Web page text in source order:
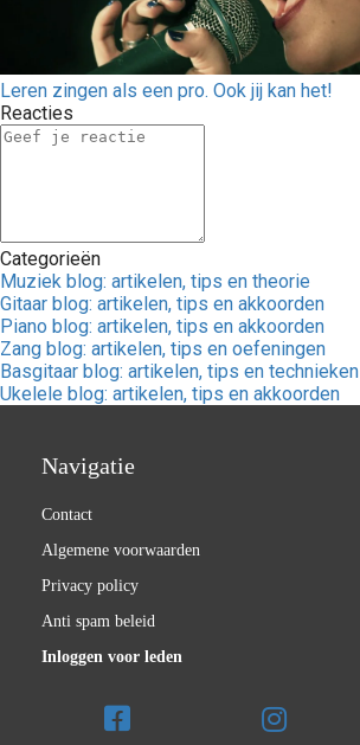
Leren zingen als een pro. Ook jij kan het!
Reacties
Categorieën
Muziek blog: artikelen, tips en theorie
Gitaar blog: artikelen, tips en akkoorden
Piano blog: artikelen, tips en akkoorden
Zang blog: artikelen, tips en oefeningen
Basgitaar blog: artikelen, tips en technieken
Ukelele blog: artikelen, tips en akkoorden
Navigatie
Contact
Algemene voorwaarden
Privacy policy
Anti spam beleid
Inloggen voor leden